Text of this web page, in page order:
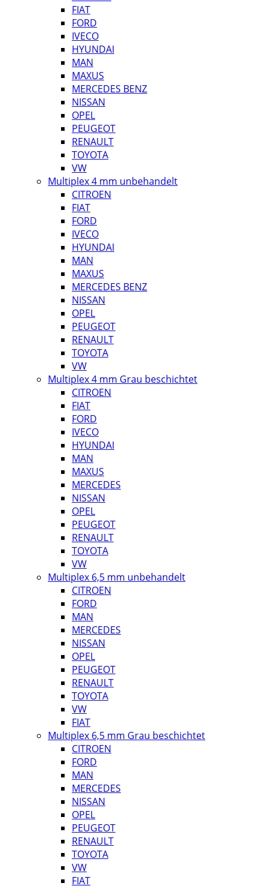
FIAT
FORD
IVECO
HYUNDAI
MAN
MAXUS
MERCEDES BENZ
NISSAN
OPEL
PEUGEOT
RENAULT
TOYOTA
VW
Multiplex 4 mm unbehandelt
CITROEN
FIAT
FORD
IVECO
HYUNDAI
MAN
MAXUS
MERCEDES BENZ
NISSAN
OPEL
PEUGEOT
RENAULT
TOYOTA
VW
Multiplex 4 mm Grau beschichtet
CITROEN
FIAT
FORD
IVECO
HYUNDAI
MAN
MAXUS
MERCEDES
NISSAN
OPEL
PEUGEOT
RENAULT
TOYOTA
VW
Multiplex 6,5 mm unbehandelt
CITROEN
FORD
MAN
MERCEDES
NISSAN
OPEL
PEUGEOT
RENAULT
TOYOTA
VW
FIAT
Multiplex 6,5 mm Grau beschichtet
CITROEN
FORD
MAN
MERCEDES
NISSAN
OPEL
PEUGEOT
RENAULT
TOYOTA
VW
FIAT